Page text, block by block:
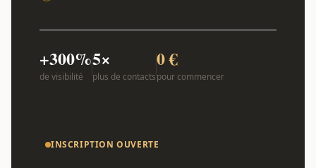
+300%
de visibilité
5×
plus de contacts
0 €
pour commencer
INSCRIPTION OUVERTE